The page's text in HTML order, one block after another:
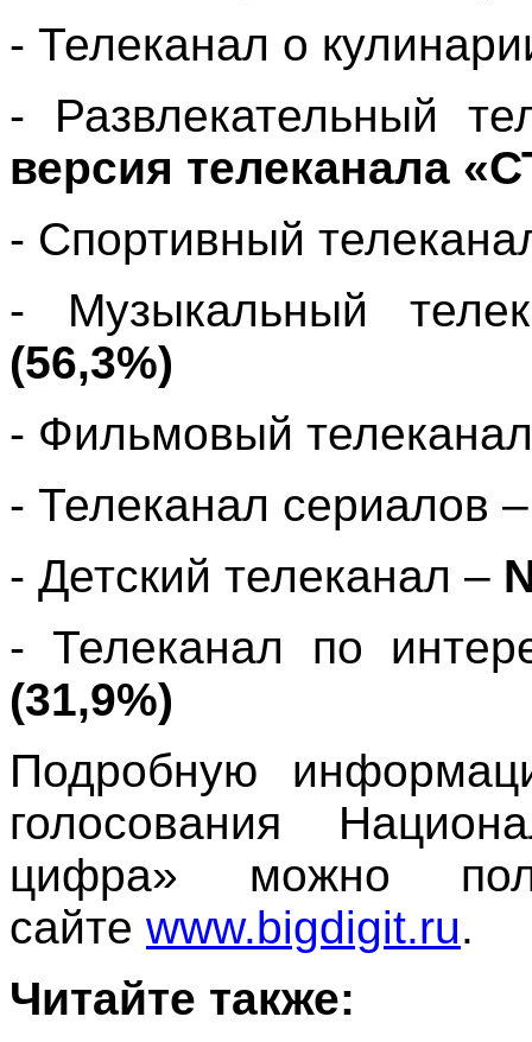
- Телеканал о
- Развлекательный
версия телеканала
- Спортивный
- Музыкальный
(56,3%)
- Фильмовый
- Телеканал сериалов
- Детский телеканал –
- Телеканал по
(31,9%)
Подробную
голосования
цифра» можно
сайте www.bigdigit.ru.
Читайте также: